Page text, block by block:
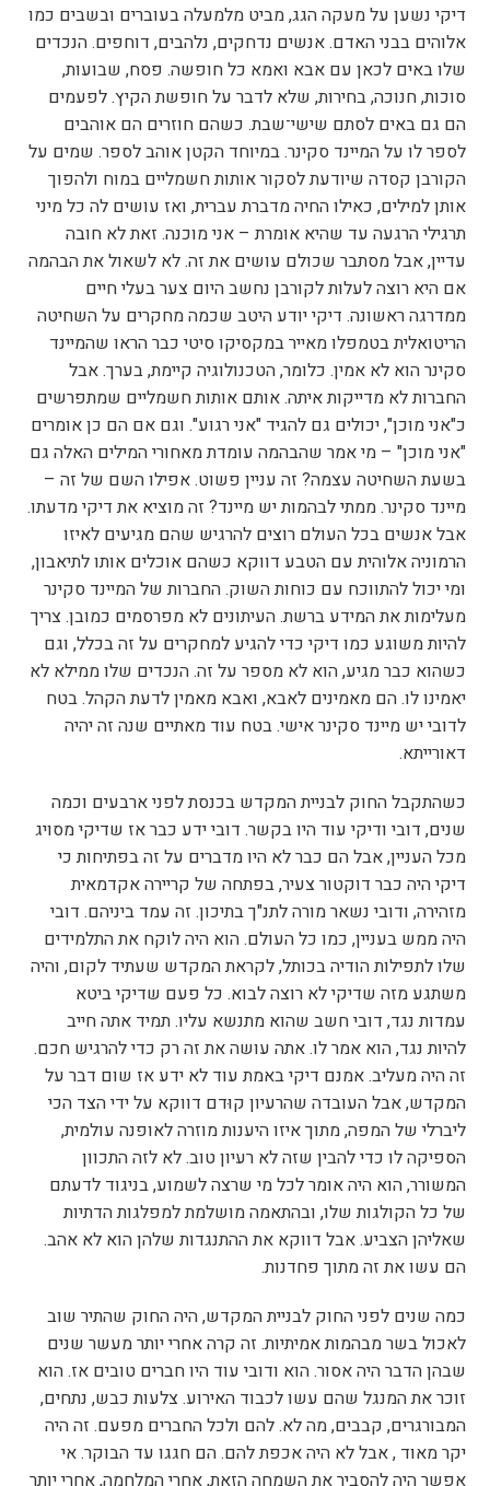
דיקי נשען על מעקה הגג, מביט מלמעלה בעוברים ובשבים כמו
אלוהים בבני האדם. אנשים נדחקים, נלהבים, דוחפים. הנכדים
שלו באים לכאן עם אבא ואמא כל חופשה. פסח, שבועות,
סוכות, חנוכה, בחירות, שלא לדבר על חופשת הקיץ. לפעמים
הם גם באים לסתם שישי־שבת. כשהם חוזרים הם אוהבים
לספר לו על המיינד סקינר. במיוחד הקטן אוהב לספר. שמים על
הקורבן קסדה שיודעת לסקור אותות חשמליים במוח ולהפוך
אותן למילים, כאילו החיה מדברת עברית, ואז עושים לה כל מיני
תרגילי הרגעה עד שהיא אומרת – אני מוכנה. זאת לא חובה
עדיין, אבל מסתבר שכולם עושים את זה. לא לשאול את הבהמה
אם היא רוצה לעלות לקורבן נחשב היום צער בעלי חיים
ממדרגה ראשונה. דיקי יודע היטב שכמה מחקרים על השחיטה
הריטואלית בטמפלו מאייר במקסיקו סיטי כבר הראו שהמיינד
סקינר הוא לא אמין. כלומר, הטכנולוגיה קיימת, בערך. אבל
החברות לא מדייקות איתה. אותם אותות חשמליים שמתפרשים
כ"אני מוכן", יכולים גם להגיד "אני רגוע". וגם אם הם כן אומרים
"אני מוכן" – מי אמר שהבהמה עומדת מאחורי המילים האלה גם
בשעת השחיטה עצמה? זה עניין פשוט. אפילו השם של זה –
מיינד סקינר. ממתי לבהמות יש מיינד? זה מוציא את דיקי מדעתו.
אבל אנשים בכל העולם רוצים להרגיש שהם מגיעים לאיזו
הרמוניה אלוהית עם הטבע דווקא כשהם אוכלים אותו לתיאבון,
ומי יכול להתווכח עם כוחות השוק. החברות של המיינד סקינר
מעלימות את המידע ברשת. העיתונים לא מפרסמים כמובן. צריך
להיות משוגע כמו דיקי כדי להגיע למחקרים על זה בכלל, וגם
כשהוא כבר מגיע, הוא לא מספר על זה. הנכדים שלו ממילא לא
יאמינו לו. הם מאמינים לאבא, ואבא מאמין לדעת הקהל. בטח
לדובי יש מיינד סקינר אישי. בטח עוד מאתיים שנה זה יהיה
דאורייתא.
כשהתקבל החוק לבניית המקדש בכנסת לפני ארבעים וכמה
שנים, דובי ודיקי עוד היו בקשר. דובי ידע כבר אז שדיקי מסויג
מכל העניין, אבל הם כבר לא היו מדברים על זה בפתיחות כי
דיקי היה כבר דוקטור צעיר, בפתחה של קריירה אקדמאית
מזהירה, ודובי נשאר מורה לתנ"ך בתיכון. זה עמד ביניהם. דובי
היה ממש בעניין, כמו כל העולם. הוא היה לוקח את התלמידים
שלו לתפילות הודיה בכותל, לקראת המקדש שעתיד לקום, והיה
משתגע מזה שדיקי לא רוצה לבוא. כל פעם שדיקי ביטא
עמדות נגד, דובי חשב שהוא מתנשא עליו. תמיד אתה חייב
להיות נגד, הוא אמר לו. אתה עושה את זה רק כדי להרגיש חכם.
זה היה מעליב. אמנם דיקי באמת עוד לא ידע אז שום דבר על
המקדש, אבל העובדה שהרעיון קוּדם דווקא על ידי הצד הכי
ליברלי של המפה, מתוך איזו היענות מוזרה לאופנה עולמית,
הספיקה לו כדי להבין שזה לא רעיון טוב. לא לזה התכוון
המשורר, הוא היה אומר לכל מי שרצה לשמוע, בניגוד לדעתם
של כל הקולגות שלו, ובהתאמה מושלמת למפלגות הדתיות
שאליהן הצביע. אבל דווקא את ההתנגדות שלהן הוא לא אהב.
הם עשו את זה מתוך פחדנות.
כמה שנים לפני החוק לבניית המקדש, היה החוק שהתיר שוב
לאכול בשר מבהמות אמיתיות. זה קרה אחרי יותר מעשר שנים
שבהן הדבר היה אסור. הוא ודובי עוד היו חברים טובים אז. הוא
זוכר את המנגל שהם עשו לכבוד האירוע. צלעות כבש, נתחים,
המבורגרים, קבבים, מה לא. להם ולכל החברים מפעם. זה היה
יקר מאוד , אבל לא היה אכפת להם. הם חגגו עד הבוקר. אי
אפשר היה להסביר את השמחה הזאת, אחרי המלחמה, אחרי יותר